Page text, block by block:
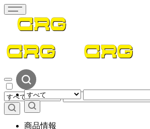
商品情報